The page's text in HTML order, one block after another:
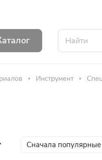
Инструмент
Сначала популярные